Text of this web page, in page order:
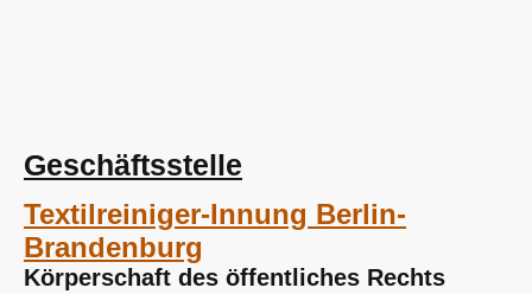
Geschäftsstelle
Textilreiniger-Innung Berlin-
Brandenburg
Körperschaft des öffentliches Rechts